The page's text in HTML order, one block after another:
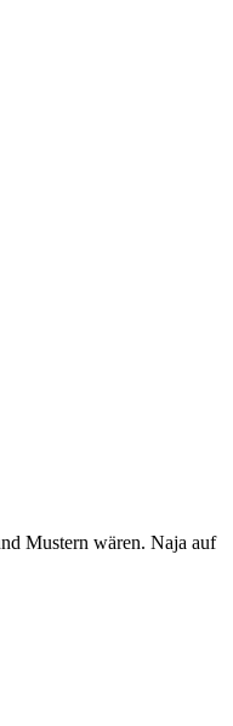
Mustern wären. Naja auf